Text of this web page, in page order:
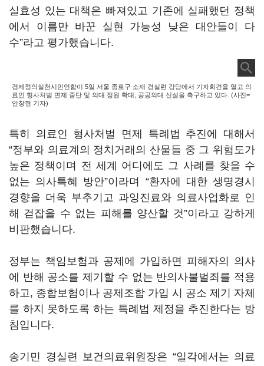
실효성 있는 대책은 빠져있고 기존에 실패했던 정책
에서 이름만 바꾼 실현 가능성 낮은 대안들이 다
수”라고 평가했습니다.
경제정의실천시민연합이 5일 서울 종로구 소재 경실련 강당에서 기자회견을 열고 의
료인 형사처벌 면제 중단 및 의대 정원 확대, 공공의대 신설을 촉구하고 있다. (사진=
안창현 기자)
특히 의료인 형사처벌 면제 특례법 추진에 대해서
“정부와 의료계의 정치거래의 산물들 중 그 위험도가
높은 정책이며 전 세계 어디에도 그 사례를 찾을 수
없는 의사특혜 방안”이라며 “환자에 대한 생명경시
경향을 더욱 부추기고 과잉진료와 의료사업화로 인
해 걷잡을 수 없는 피해를 양산할 것”이라고 강하게
비판했습니다.
정부는 책임보험과 공제에 가입하면 피해자의 의사
에 반해 공소를 제기할 수 없는 반의사불벌죄를 적용
하고, 종합보험이나 공제조합 가입 시 공소 제기 자체
를 하지 못하도록 하는 특례법 제정을 추진한다는 방
침입니다.
송기민 경실련 보건의료위원장은 “일각에서는 의료